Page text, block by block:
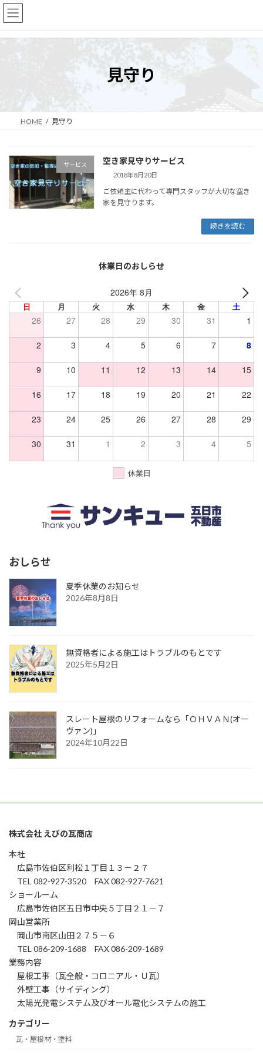
コ
ン
テ
ン
ッ
プ
ナ
ビ
ゲ
ー
移
動
見守り
HOME 見守り
サービス 空き家見守りサービス
2018年8月20日
ご依頼主に代わって専門スタッフが大切な空き
家を見守ります。
続きを読む
休業日のおしらせ
2026年 8月
日 月 火 水 木 金 土
26 27 28 29 30 31 1
2 3 4 5 6 7 8
9 10 11 12 13 14 15
16 17 18 19 20 21 22
23 24 25 26 27 28 29
30 31 1 2 3 4 5
休業日
おしらせ
夏季休業のお知らせ
2026年8月8日
無資格者による施工はトラブルのもとです
2025年5月2日
スレート屋根のリフォームなら「ＯＨＶＡＮ(オー
ヴァン)」
2024年10月22日
株式会社 えびの瓦商店
本社
広島市佐伯区利松１丁目１３－２７
TEL 082-927-3520 FAX 082-927-7621
ショールーム
広島市佐伯区五日市中央５丁目２１－７
岡山営業所
岡山市南区山田２７５－６
TEL 086-209-1688 FAX 086-209-1689
業務内容
屋根工事（瓦全般・コロニアル・Ｕ瓦）
外壁工事（サイディング）
太陽光発電システム及びオール電化システムの施工
カテゴリー
瓦・屋根材・塗料